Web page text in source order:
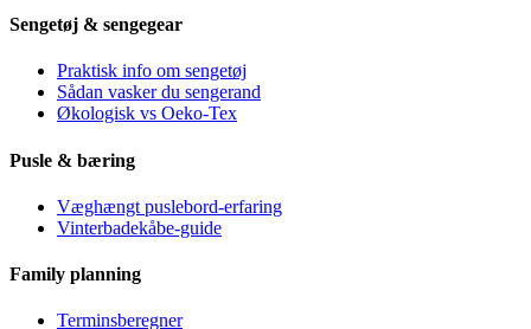
Sengetøj & sengegear
Praktisk info om sengetøj
Sådan vasker du sengerand
Økologisk vs Oeko-Tex
Pusle & bæring
Væghængt puslebord-erfaring
Vinterbadekåbe-guide
Family planning
Terminsberegner